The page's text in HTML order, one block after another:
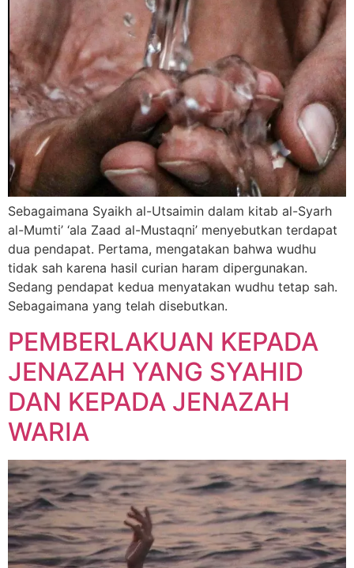
Sebagaimana Syaikh al-Utsaimin dalam kitab al-Syarh
al-Mumti’ ‘ala Zaad al-Mustaqni’ menyebutkan terdapat
dua pendapat. Pertama, mengatakan bahwa wudhu
tidak sah karena hasil curian haram dipergunakan.
Sedang pendapat kedua menyatakan wudhu tetap sah.
Sebagaimana yang telah disebutkan.
PEMBERLAKUAN KEPADA
JENAZAH YANG SYAHID
DAN KEPADA JENAZAH
WARIA